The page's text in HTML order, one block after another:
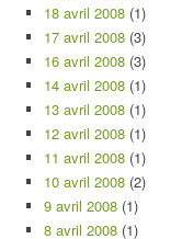
18 avril 2008 (1)
17 avril 2008 (3)
16 avril 2008 (3)
14 avril 2008 (1)
13 avril 2008 (1)
12 avril 2008 (1)
11 avril 2008 (1)
10 avril 2008 (2)
9 avril 2008 (1)
8 avril 2008 (1)